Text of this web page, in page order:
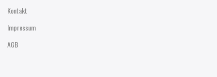
Kontakt
Impressum
AGB